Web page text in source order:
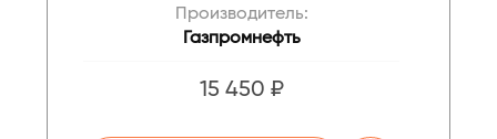
Производитель:
Газпромнефть
15 450 ₽